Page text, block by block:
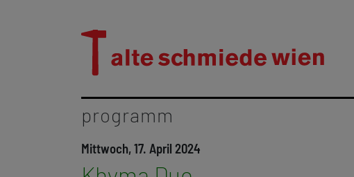
programm
Mittwoch, 17. April 2024